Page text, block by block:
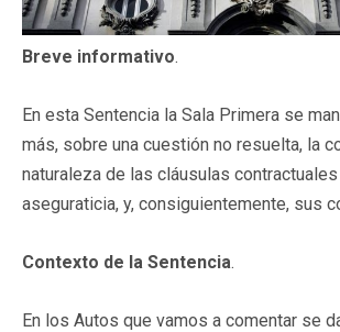
Breve informativo.
En esta Sentencia la Sala Primera se
más, sobre una cuestión no resuelta, la
naturaleza de las cláusulas
aseguraticia, y, consiguientemente, sus
Contexto de la Sentencia.
En los Autos que vamos a comentar se